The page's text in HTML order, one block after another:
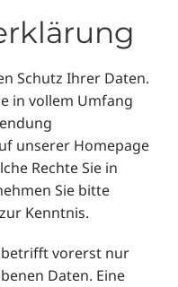
Schutz Ihrer Daten.
in vollem Umfang
unserer Homepage
Rechte Sie in
Sie bitte
Kenntnis.
vorerst nur
Daten. Eine